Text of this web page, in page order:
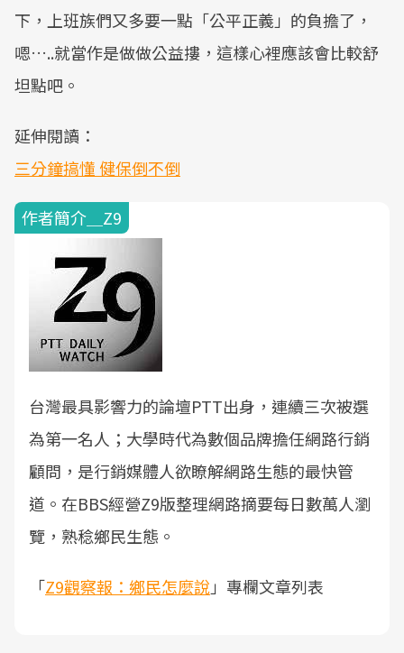
下，上班族們又多要一點「公平正義」的負擔了，
嗯…..就當作是做做公益摟，這樣心裡應該會比較舒
坦點吧。
延伸閱讀：
三分鐘搞懂 健保倒不倒
作者簡介＿Z9
台灣最具影響力的論壇PTT出身，連續三次被選
為第一名人；大學時代為數個品牌擔任網路行銷
顧問，是行銷媒體人欲瞭解網路生態的最快管
道。在BBS經營Z9版整理網路摘要每日數萬人瀏
覽，熟稔鄉民生態。
「Z9觀察報：鄉民怎麼說」專欄文章列表